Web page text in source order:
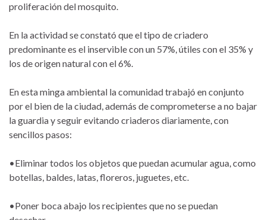
proliferación del mosquito.
En la actividad se constató que el tipo de criadero
predominante es el inservible con un 57%, útiles con el 35% y
los de origen natural con el 6%.
En esta minga ambiental la comunidad trabajó en conjunto
por el bien de la ciudad, además de comprometerse a no bajar
la guardia y seguir evitando criaderos diariamente, con
sencillos pasos:
•Eliminar todos los objetos que puedan acumular agua, como
botellas, baldes, latas, floreros, juguetes, etc.
•Poner boca abajo los recipientes que no se puedan